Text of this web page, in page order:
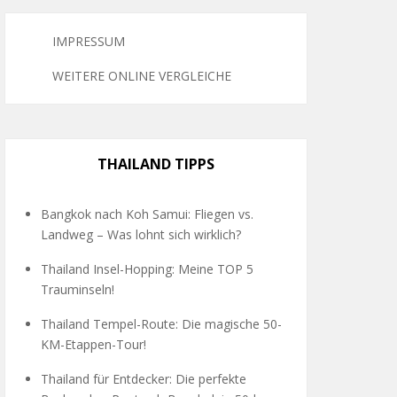
IMPRESSUM
WEITERE ONLINE VERGLEICHE
THAILAND TIPPS
Bangkok nach Koh Samui: Fliegen vs.
Landweg – Was lohnt sich wirklich?
Thailand Insel-Hopping: Meine TOP 5
Trauminseln!
Thailand Tempel-Route: Die magische 50-
KM-Etappen-Tour!
Thailand für Entdecker: Die perfekte